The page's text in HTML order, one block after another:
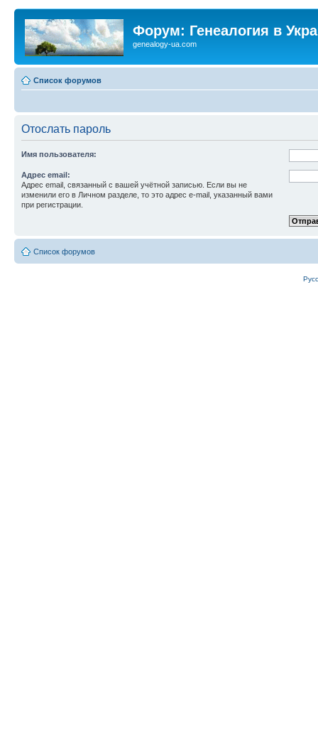
Форум: Генеалогия в
genealogy-ua.com
Список форумов
Отослать пароль
Имя пользователя:
Адрес email:
Адрес email, связанный с вашей учётной записью. Если вы не
изменили его в Личном разделе, то это адрес e-mail, указанный вами
при регистрации.
Список форумов